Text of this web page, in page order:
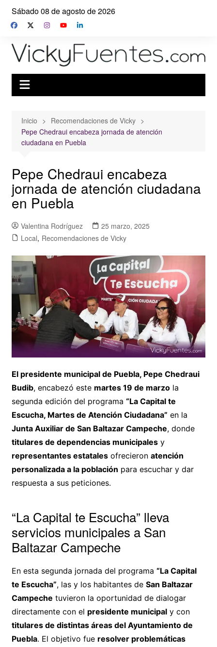
Saltar
contenido
Sábado 08 de agosto de 2026
Inicio
Recomendaciones de Vicky
Pepe Chedraui encabeza jornada de atención
ciudadana en Puebla
Pepe Chedraui encabeza
jornada de atención ciudadana
en Puebla
Valentina Rodríguez
25 marzo, 2025
Local, Recomendaciones de Vicky
El presidente municipal de Puebla, Pepe Chedraui
Budib, encabezó este martes 19 de marzola
segunda edición del programa “La Capital te
Escucha, Martes de Atención Ciudadana” en la
Junta Auxiliar de San Baltazar Campeche, donde
titulares de dependencias municipalesy
representantes estatalesofrecieron atención
personalizada a la población para escuchar y dar
respuesta a sus peticiones.
“La Capital te Escucha” lleva
servicios municipales a San
Baltazar Campeche
En esta segunda jornada del programa “La Capital
te Escucha”, las y los habitantes de San Baltazar
Campeche tuvieron la oportunidad de dialogar
directamente con el presidente municipaly con
titulares de distintas áreas del Ayuntamiento de
Puebla. El objetivo fue resolver problemáticas